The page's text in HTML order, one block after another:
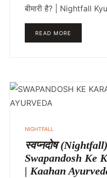
बीमारी है? | Nightfall
READ MORE
POSTED
NIGHTFALL
स्वप्नदोष
Swapandosh Ke
| Kaahan